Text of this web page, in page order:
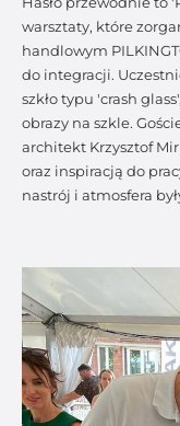
warsztaty, które
handlowym
do integracji.
szkło typu 'crash
obrazy na szkle.
architekt Krzysztof
oraz inspiracją do
nastrój i atmosfera